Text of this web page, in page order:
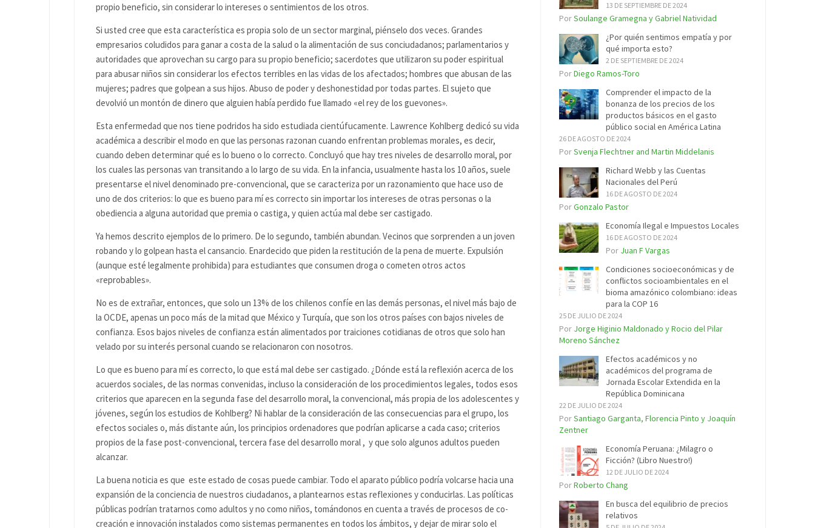
propio beneficio, sin considerar lo intereses o sentimientos de los otros.
Si usted cree que esta característica es propia solo de un sector marginal, piénselo dos veces. Grandes
empresarios coludidos para ganar a costa de la salud o la alimentación de sus conciudadanos; parlamentarios y
autoridades que aprovechan su cargo para su propio beneficio; sacerdotes que utilizaron su poder espiritual
para abusar niños sin considerar los efectos terribles en las vidas de los afectados; hombres que abusan de las
mujeres; padres que golpean a sus hijos. Abuso de poder y deshonestidad por todas partes. El sujeto que
devolvió un montón de dinero que alguien había perdido fue llamado «el rey de los guevones».
Esta enfermedad que nos tiene podridos ha sido estudiada cientúfucamente. Lawrence Kohlberg dedicó su vida
académica a describir el modo en que las personas razonan cuando enfrentan problemas morales, es decir,
cuando deben determinar qué es lo bueno o lo correcto. Concluyó que hay tres niveles de desarrollo moral, por
los cuales las personas van transitando a lo largo de su vida. En la infancia, usualmente hasta los 10 años, suele
presentarse el nivel denominado pre-convencional, que se caracteriza por un razonamiento que hace uso de
uno de dos criterios: lo que es bueno para mí es correcto sin importar los intereses de otras personas o la
obediencia a alguna autoridad que premia o castiga, y quien actúa mal debe ser castigado.
Ya hemos descrito ejemplos de lo primero. De lo segundo, también abundan. Vecinos que sorprenden a un joven
robando y lo golpean hasta el cansancio. Enardecido que piden la restitución de la pena de muerte. Expulsión
(aunque esté legalmente prohibida) para estudiantes que consumen droga o cometen otros actos
«reprobables».
No es de extrañar, entonces, que solo un 13% de los chilenos confíe en las demás personas, el nivel más bajo de
la OCDE, apenas un poco más de la mitad que México y Turquía, que son los otros países con bajos niveles de
confianza. Esos bajos niveles de confianza están alimentados por traiciones cotidianas de otros que solo han
velado por su interés personal cuando se relacionaron con nosotros.
Lo que es bueno para mí es correcto, lo que está mal debe ser castigado. ¿Dónde está la reflexión acerca de los
acuerdos sociales, de las normas convenidas, incluso la consideración de los procedimientos legales, todos esos
criterios que aparecen en la segunda fase del desarrollo moral, la convencional, más propia de los adolescentes y
jóvenes, según los estudios de Kohlberg? Ni hablar de la consideración de las consecuencias para el grupo, los
efectos sociales o, más distante aún, los principios ordenadores que podrían aplicarse a cada caso; criterios
propios de la fase post-convencional, tercera fase del desarrollo moral , y que solo algunos adultos pueden
alcanzar.
La buena noticia es que este estado de cosas puede cambiar. Todo el aparato público podría volcarse hacia una
expansión de la conciencia de nuestros ciudadanos, a plantearnos estas reflexiones y conducirlas. Las políticas
públicas podrían tratarnos como adultos y no como niños, tomándonos en cuenta a través de procesos de co-
creación e innovación instalados como sistemas permanentes en todos los ámbitos, y dejar de mirar solo el
13 DE SEPTIEMBRE DE 2024
PorSoulange Gramegna y Gabriel Natividad
¿Por quién sentimos empatía y por
qué importa esto?
2 DE SEPTIEMBRE DE 2024
PorDiego Ramos-Toro
Comprender el impacto de la
bonanza de los precios de los
productos básicos en el gasto
público social en América Latina
26 DE AGOSTO DE 2024
PorSvenja Flechtner and Martin Middelanis
Richard Webb y las Cuentas
Nacionales del Perú
16 DE AGOSTO DE 2024
PorGonzalo Pastor
Economía Ilegal e Impuestos Locales
16 DE AGOSTO DE 2024
Por Juan F Vargas
Condiciones socioeconómicas y de
conflictos socioambientales en el
bioma amazónico colombiano: ideas
para la COP 16
25 DE JULIO DE 2024
Por Jorge Higinio Maldonado y Rocio del Pilar
Moreno Sánchez
Efectos académicos y no
académicos del programa de
Jornada Escolar Extendida en la
República Dominicana
22 DE JULIO DE 2024
PorSantiago Garganta, Florencia Pinto y Joaquín
Zentner
Economía Peruana: ¿Milagro o
Ficción? (Libro Nuestro!)
12 DE JULIO DE 2024
PorRoberto Chang
En busca del equilibrio de precios
relativos